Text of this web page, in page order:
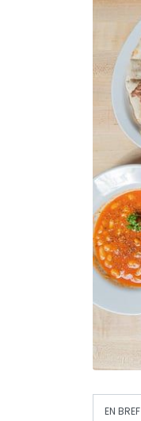
EN BREF